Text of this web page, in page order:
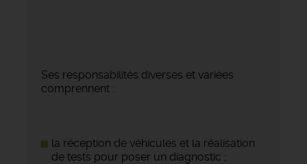
Ses responsabilités diverses et variées
comprennent :
la réception de véhicules et la réalisation
de tests pour poser un diagnostic ;